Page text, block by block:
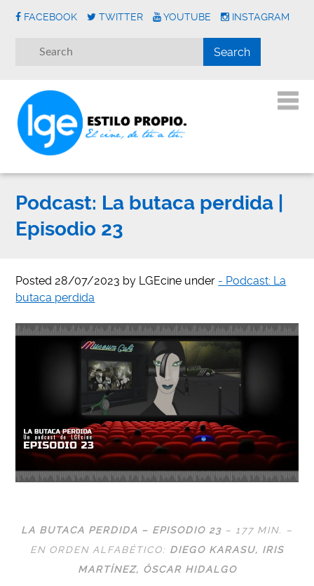
FACEBOOK TWITTER YOUTUBE INSTAGRAM
Podcast: La butaca perdida |
Episodio 23
Posted28/07/2023 by LGEcine under - Podcast: La
butaca perdida
LA BUTACA PERDIDA – EPISODIO 23 – 177 MIN. –
EN ORDEN ALFABÉTICO: DIEGO KARASU, IRIS
MARTÍNEZ, ÓSCAR HIDALGO